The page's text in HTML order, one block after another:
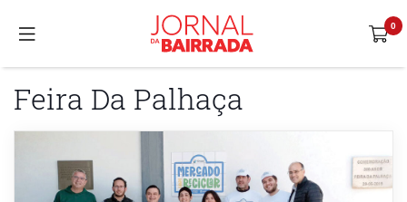
Feira Da Palhaça